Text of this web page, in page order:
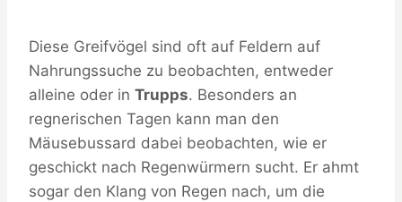
Diese Greifvögel sind oft auf Feldern auf
Nahrungssuche zu beobachten, entweder
alleine oder in Trupps. Besonders an
regnerischen Tagen kann man den
Mäusebussard dabei beobachten, wie er
geschickt nach Regenwürmern sucht. Er ahmt
sogar den Klang von Regen nach, um die